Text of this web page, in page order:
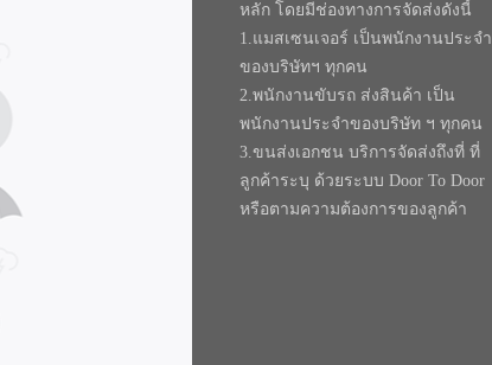
หลัก โดยมีช่องทางการจัดส่งดังนี้
1.แมสเซนเจอร์ เป็นพนักงานประจำ
ของบริษัทฯ ทุกคน
2.พนักงานขับรถ ส่งสินค้า เป็น
พนักงานประจำของบริษัท ฯ ทุกคน
3.ขนส่งเอกชน บริการจัดส่งถึงที่ ที่
ลูกค้าระบุ ด้วยระบบ Door To Door
หรือตามความต้องการของลูกค้า